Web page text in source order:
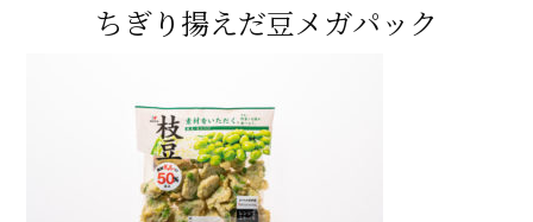
美味しい安心
品質管理
直営店
ちぎり揚えだ豆メガパック